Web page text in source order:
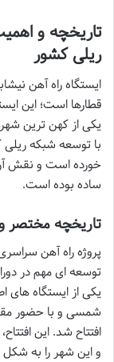
تاریخچه و
ریلی کشور
ایستگاه راه آهن
قطارها است؛ این
یکی از کهن ترین
با توسعه شبکه
خورده است و نقش آن
ساده بوده است.
تاریخچه مختصر و
پروژه راه آهن
توسعه ای مهم در
شمسی و با حضور
افتتاح شد. این
و این شهر را به